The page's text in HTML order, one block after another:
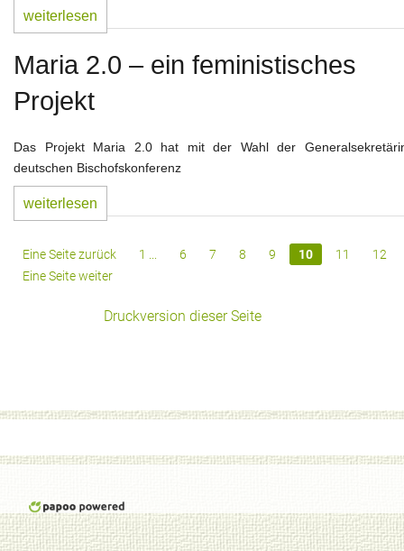
weiterlesen
Maria 2.0 – ein feministisches
Projekt
Das Projekt Maria 2.0 hat mit der Wahl der
deutschen Bischofskonferenz
weiterlesen
Eine Seite zurück 1 ... 6 7 8 9 10 11
12
Eine Seite weiter
Druckversion dieser Seite